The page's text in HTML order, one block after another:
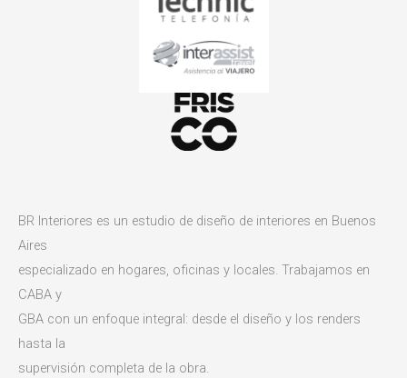
BR Interiores es un estudio de diseño de interiores en Buenos
Aires
especializado en hogares, oficinas y locales. Trabajamos en
CABA y
GBA con un enfoque integral: desde el diseño y los renders
hasta la
supervisión completa de la obra.